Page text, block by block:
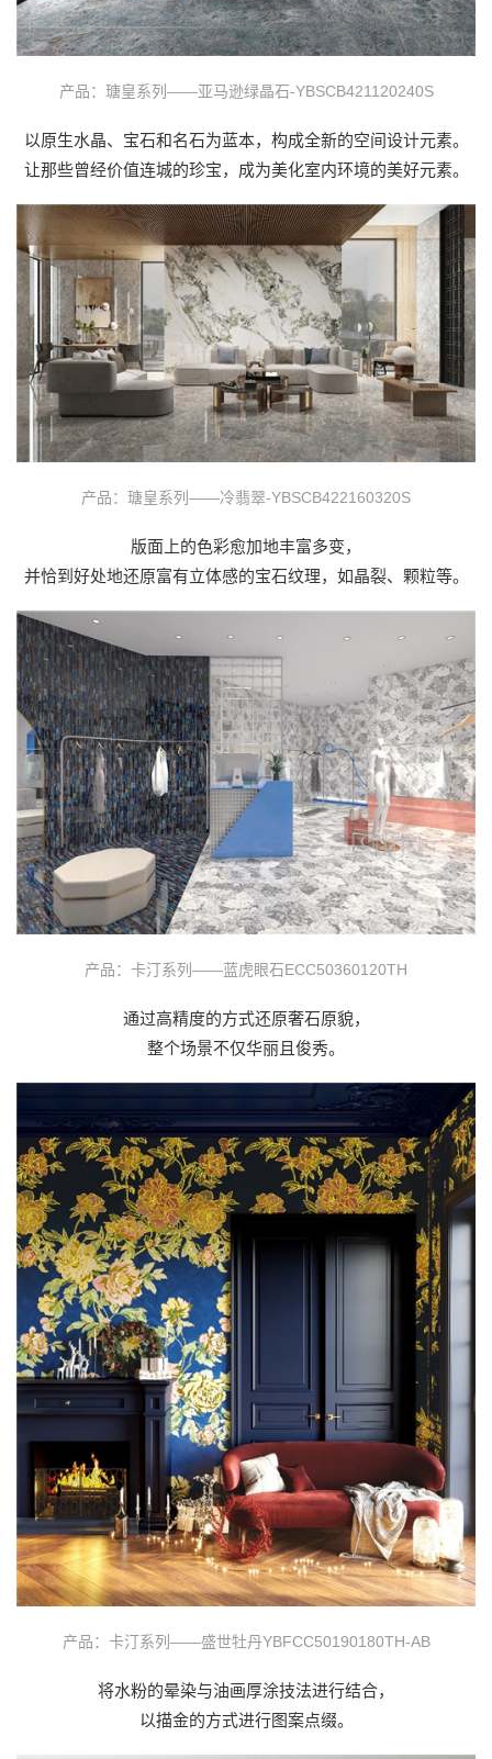
产品：瑭皇系列——亚马逊绿晶石-YBSCB421120240S
以原生水晶、宝石和名石为蓝本，构成全新的空间设计元素。
让那些曾经价值连城的珍宝，成为美化室内环境的美好元素。
产品：瑭皇系列——冷翡翠-YBSCB422160320S
版面上的色彩愈加地丰富多变，
并恰到好处地还原富有立体感的宝石纹理，如晶裂、颗粒等。
产品：卡汀系列——蓝虎眼石ECC50360120TH
通过高精度的方式还原奢石原貌，
整个场景不仅华丽且俊秀。
产品：卡汀系列——盛世牡丹YBFCC50190180TH-AB
将水粉的晕染与油画厚涂技法进行结合，
以描金的方式进行图案点缀。